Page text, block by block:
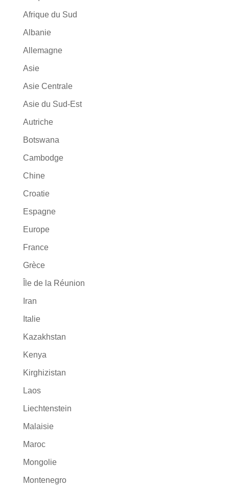
Afrique du Sud
Albanie
Allemagne
Asie
Asie Centrale
Asie du Sud-Est
Autriche
Botswana
Cambodge
Chine
Croatie
Espagne
Europe
France
Grèce
Île de la Réunion
Iran
Italie
Kazakhstan
Kenya
Kirghizistan
Laos
Liechtenstein
Malaisie
Maroc
Mongolie
Montenegro